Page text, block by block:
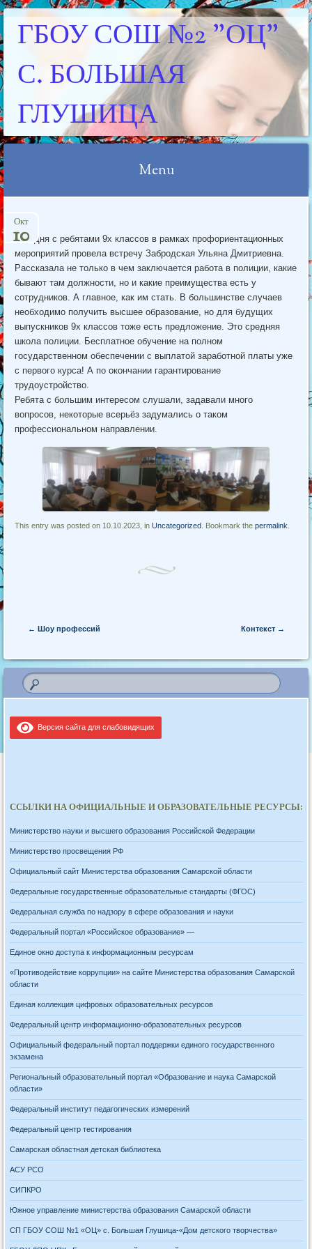
ГБОУ СОШ №2 "ОЦ"
С. БОЛЬШАЯ
ГЛУШИЦА
Menu
to
content
Окт
10
Сегодня с ребятами 9х классов в рамках профориентационных
мероприятий провела встречу Забродская Ульяна Дмитриевна.
Рассказала не только в чем заключается работа в полиции, какие
бывают там должности, но и какие преимущества есть у
сотрудников. А главное, как им стать. В большинстве случаев
необходимо получить высшее образование, но для будущих
выпускников 9х классов тоже есть предложение. Это средняя
школа полиции. Бесплатное обучение на полном
государственном обеспечении с выплатой заработной платы уже
с первого курса! А по окончании гарантирование
трудоустройство.
Ребята с большим интересом слушали, задавали много
вопросов, некоторые всерьёз задумались о таком
профессиональном направлении.
This entry was posted on 10.10.2023, inUncategorized . Bookmark thepermalink
Post navigation
← Шоу профессий Контекст →
Версия сайта для слабовидящих
ССЫЛКИ НА ОФИЦИАЛЬНЫЕ И ОБРАЗОВАТЕЛЬНЫЕ РЕСУРСЫ:
Министерство науки и высшего образования Российской Федерации
Министерство просвещения РФ
Официальный сайт Министерства образования Самарской области
Федеральные государственные образовательные стандарты (ФГОС)
Федеральная служба по надзору в сфере образования и науки
Федеральный портал «Российское образование» —
Единое окно доступа к информационным ресурсам
«Противодействие коррупции» на сайте Министерства образования Самарской
области
Единая коллекция цифровых образовательных ресурсов
Федеральный центр информационно-образовательных ресурсов
Официальный федеральный портал поддержки единого государственного
экзамена
Региональный образовательный портал «Образование и наука Самарской
области»
Федеральный институт педагогических измерений
Федеральный центр тестирования
Самарская областная детская библиотека
АСУ РСО
СИПКРО
Южное управление министерства образования Самарской области
СП ГБОУ СОШ №1 «ОЦ» с. Большая Глушица-«Дом детского творчества»